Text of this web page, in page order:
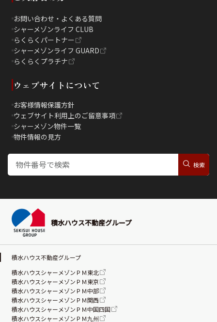
お問い合わせ・よくある質問
シャーメゾンライフ CLUB
らくらくパートナー
シャーメゾンライフ GUARD
らくらくプラチナ
ウェブサイトについて
お客様情報保護方針
ウェブサイト利用上のご留意事項
シャーメゾン物件一覧
物件情報の見方
積水ハウス不動産グループ
積水ハウス不動産グループ
積水ハウスシャーメゾンＰＭ東北
積水ハウスシャーメゾンＰＭ東京
積水ハウスシャーメゾンＰＭ中部
積水ハウスシャーメゾンＰＭ関西
積水ハウスシャーメゾンＰＭ中国四国
積水ハウスシャーメゾンＰＭ九州